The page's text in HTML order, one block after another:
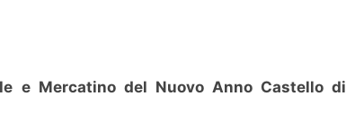
e Mercatino del Nuovo Anno Castello di